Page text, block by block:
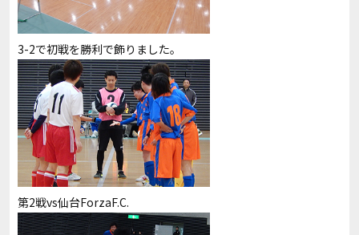
3-2で初戦を勝利で飾りました。
第2戦vs仙台ForzaF.C.